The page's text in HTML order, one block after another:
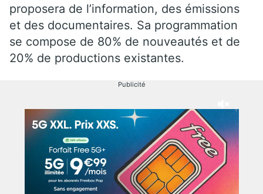
proposera de l’information, des émissions
et des documentaires. Sa programmation
se compose de 80% de nouveautés et de
20% de productions existantes.
Publicité